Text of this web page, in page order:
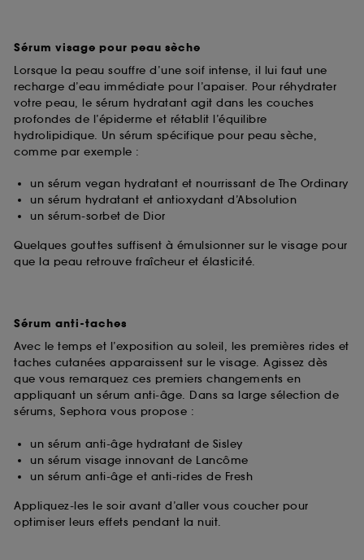
Sérum visage pour peau sèche
Lorsque la peau souffre d’une soif intense, il lui faut une
recharge d’eau immédiate pour l’apaiser. Pour réhydrater
votre peau, le sérum hydratant agit dans les couches
profondes de l’épiderme et rétablit l’équilibre
hydrolipidique. Un sérum spécifique pour peau sèche,
comme par exemple :
un sérum vegan hydratant et nourrissant de The Ordinary
un sérum hydratant et antioxydant d’Absolution
un sérum-sorbet de Dior
Quelques gouttes suffisent à émulsionner sur le visage pour
que la peau retrouve fraîcheur et élasticité.
Sérum anti-taches
Avec le temps et l’exposition au soleil, les premières rides et
taches cutanées apparaissent sur le visage. Agissez dès
que vous remarquez ces premiers changements en
appliquant un sérum anti-âge. Dans sa large sélection de
sérums, Sephora vous propose :
un sérum anti-âge hydratant de Sisley
un sérum visage innovant de Lancôme
un sérum anti-âge et anti-rides de Fresh
Appliquez-les le soir avant d’aller vous coucher pour
optimiser leurs effets pendant la nuit.